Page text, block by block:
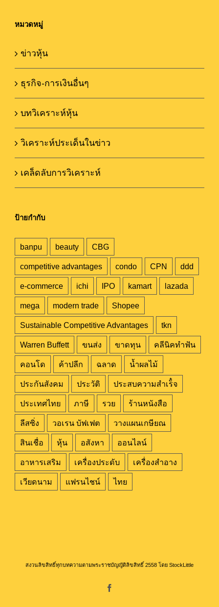
หมวดหมู่
ข่าวหุ้น
ธุรกิจ-การเงินอื่นๆ
บทวิเคราะห์หุ้น
วิเคราะห์ประเด็นในข่าว
เคล็ดลับการวิเคราะห์
ป้ายกำกับ
banpu beauty CBG
competitive advantages condo CPN ddd
e-commerce ichi IPO kamart lazada
mega modern trade Shopee
Sustainable Competitive Advantages tkn
Warren Buffett ขนส่ง ขาดทุน คลีนิคทำฟัน
คอนโด ค้าปลีก ฉลาด น้ำผลไม้
ประกันสังคม ประวัติ ประสบความสำเร็๋จ
ประเทศไทย ภาษี รวย ร้านหนังสือ
ลีสซิ่ง วอเรน บัฟเฟต วางแผนเกษียณ
สินเชื่อ หุ้น อสังหา ออนไลน์
อาหารเสริม เครื่องประดับ เครื่องสำอาง
เวียดนาม แฟรนไชน์ ไทย
สงวนลิขสิทธิ์ทุกบทความตามพระราชบัญญัติลิขสิทธิ์ 2558 โดย StockLittle